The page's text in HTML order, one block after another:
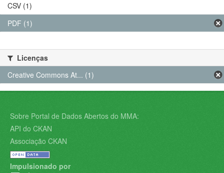
CSV (1)
PDF (1)
Licenças
Creative Commons At... (1)
Sobre Portal de Dados Abertos do MMA:
API do CKAN
Associação CKAN
Impulsionado por